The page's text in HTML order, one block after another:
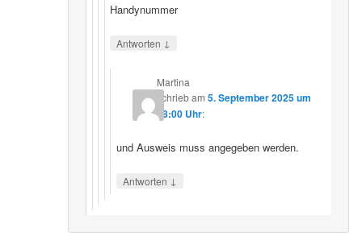
Handynummer
Antworten ↓
Martina
schriebam 5. September 2025 um
18:00 Uhr:
und Ausweis muss angegeben werden.
Antworten ↓